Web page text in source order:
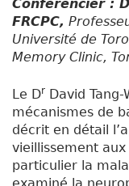
Conférencier :
FRCPC,
Université de
Memory Clinic,
Le Dr David
mécanismes de
décrit en détail
vieillissement
particulier la